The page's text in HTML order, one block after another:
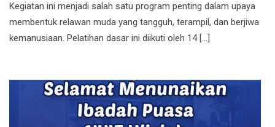
Kegiatan ini menjadi salah satu program penting dalam upaya
membentuk relawan muda yang tangguh, terampil, dan berjiwa
kemanusiaan. Pelatihan dasar ini diikuti oleh 14 […]